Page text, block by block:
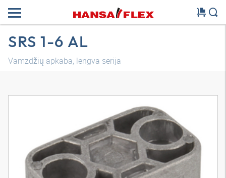
SRS 1-6 AL
Vamzdžių apkaba, lengva serija